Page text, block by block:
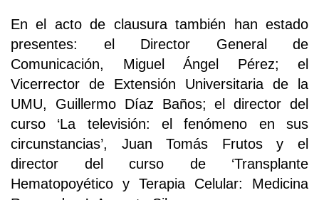
En el acto de clausura también han estado
presentes: el Director General de
Comunicación, Miguel Ángel Pérez; el
Vicerrector de Extensión Universitaria de la
UMU, Guillermo Díaz Baños; el director del
curso ‘La televisión: el fenómeno en sus
circunstancias’, Juan Tomás Frutos y el
director del curso de ‘Transplante
Hematopoyético y Terapia Celular: Medicina